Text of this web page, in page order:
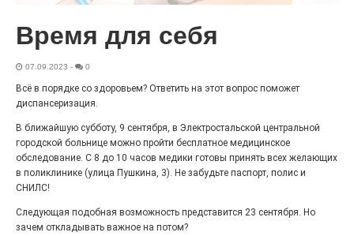
Юбилейным курсом
Время для себя
07.09.2023 - 0
Всё в порядке со здоровьем? Ответить на этот вопрос поможет
диспансеризация.
В ближайшую субботу, 9 сентября, в Электростальской центральной
городской больнице можно пройти бесплатное медицинское
обследование. С 8 до 10 часов медики готовы принять всех желающих
в поликлинике (улица Пушкина, 3). Не забудьте паспорт, полис и
СНИЛС!
Следующая подобная возможность представится 23 сентября. Но
зачем откладывать важное на потом?